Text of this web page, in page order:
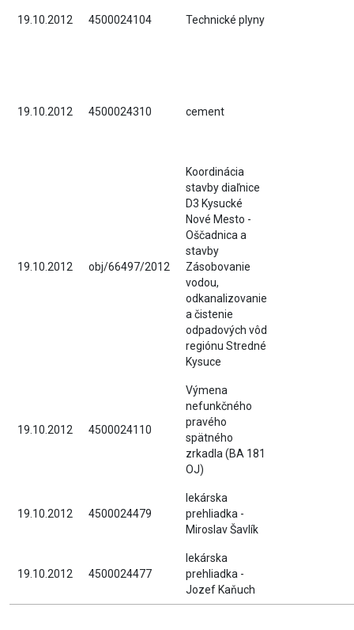
19.10.2012 4500024104 Technické plyny
19.10.2012 4500024310 cement
19.10.2012 obj/66497/2012
Koordinácia
stavby diaľnice
D3 Kysucké
Nové Mesto -
Oščadnica a
stavby
Zásobovanie
vodou,
odkanalizovanie
a čistenie
odpadových vôd
regiónu Stredné
Kysuce
19.10.2012 4500024110
Výmena
nefunkčného
pravého
spätného
zrkadla (BA 181
OJ)
19.10.2012 4500024479
lekárska
prehliadka -
Miroslav Šavlík
19.10.2012 4500024477
lekárska
prehliadka -
Jozef Kaňuch